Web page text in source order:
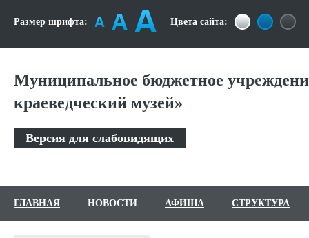
Размер шрифта: Цвета сайта:
Муниципальное бюджетное
краеведческий музей»
Версия для слабовидящих
ГЛАВНАЯ НОВОСТИ АФИША СТРУКТУРА